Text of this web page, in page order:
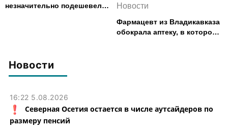
Новости
16:22 5.08.2026
Северная Осетия остается в числе аутсайдеров по
размеру пенсий
незначительно подешевело
Новости
Фармацевт из Владикавказа
обокрала аптеку, в которой